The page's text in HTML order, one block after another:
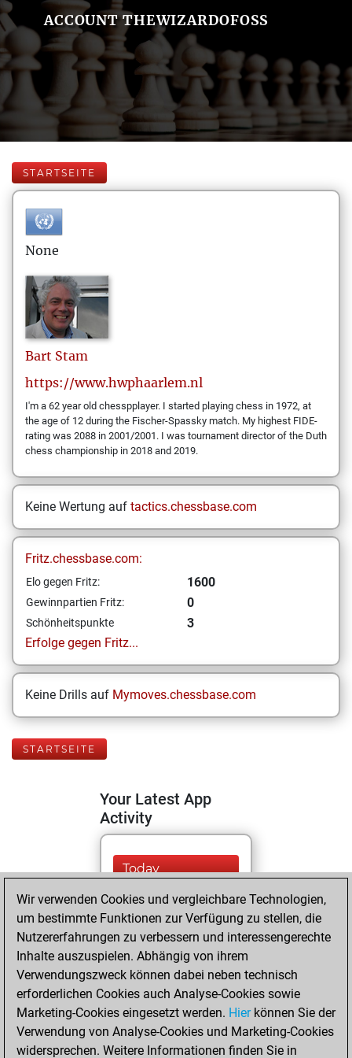
ACCOUNT THEWIZARDOFOSS
STARTSEITE
None
Bart Stam
https://www.hwphaarlem.nl
I'm a 62 year old chesspplayer. I started playing chess in 1972, at
the age of 12 during the Fischer-Spassky match. My highest FIDE-
rating was 2088 in 2001/2001. I was tournament director of the Duth
chess championship in 2018 and 2019.
Keine Wertung auf tactics.chessbase.com
Fritz.chessbase.com:
Elo gegen Fritz: 1600
Gewinnpartien Fritz: 0
Schönheitspunkte
3
Erfolge gegen Fritz...
Keine Drills auf Mymoves.chessbase.com
STARTSEITE
Your Latest App
Activity
Today
You are ranked
#9241 in Fritz by Elo
Fritz
ranked #19575 in
Fritz Beauty
Samstag, Mai 15,
2021
Wir verwenden Cookies und vergleichbare Technologien,
um bestimmte Funktionen zur Verfügung zu stellen, die
Nutzererfahrungen zu verbessern und interessengerechte
Inhalte auszuspielen. Abhängig von ihrem
Verwendungszweck können dabei neben technisch
erforderlichen Cookies auch Analyse-Cookies sowie
Marketing-Cookies eingesetzt werden. Hierkönnen Sie der
Verwendung von Analyse-Cookies und Marketing-Cookies
widersprechen. Weitere Informationen finden Sie in